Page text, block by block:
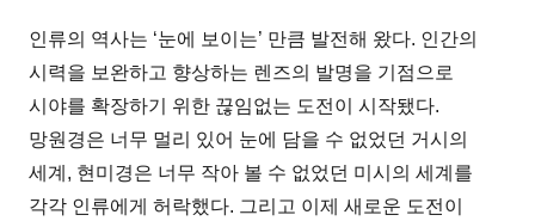
인류의 역사는 ‘눈에 보이는’ 만큼 발전해 왔다. 인간의
시력을 보완하고 향상하는 렌즈의 발명을 기점으로
시야를 확장하기 위한 끊임없는 도전이 시작됐다.
망원경은 너무 멀리 있어 눈에 담을 수 없었던 거시의
세계, 현미경은 너무 작아 볼 수 없었던 미시의 세계를
각각 인류에게 허락했다. 그리고 이제 새로운 도전이